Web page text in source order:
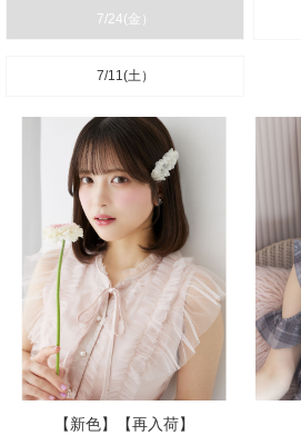
7/24(金）
7/11(土）
【新色】【再入荷】